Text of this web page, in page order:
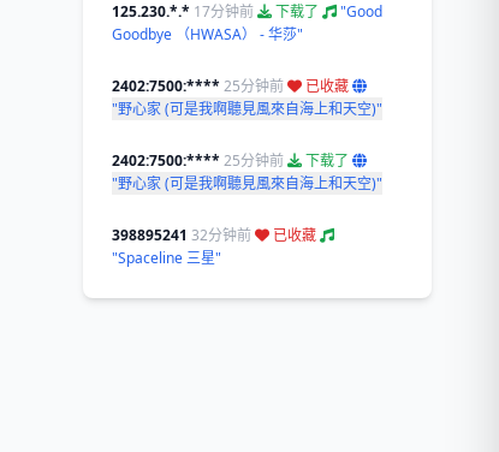
125.230.*.* 17分钟前 下载了
"Good
Goodbye （HWASA） - 华莎"
2402:7500:**** 25分钟前
已收藏
"野心家 (可是我啊聽見風來自海上和天空)"
2402:7500:**** 25分钟前
下载了
"野心家 (可是我啊聽見風來自海上和天空)"
398895241 32分钟前
已收藏
"Spaceline 三星"